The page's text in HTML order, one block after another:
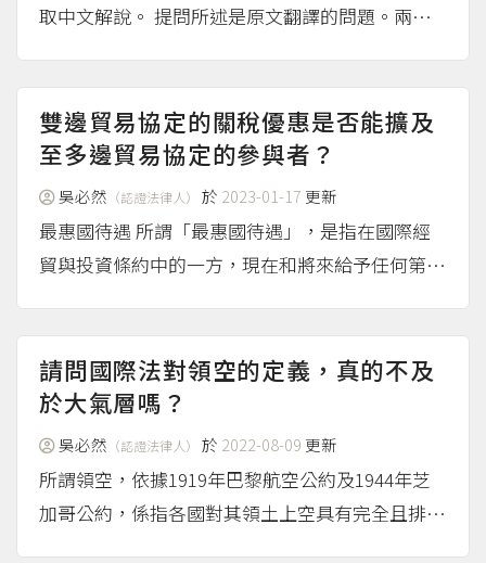
取中文解說。 提問所述是原文翻譯的問題。兩者
雙邊貿易協定的關稅優惠是否能擴及
至多邊貿易協定的參與者？
吳必然 （認證法律人） 於 2023-01-17 更新
最惠國待遇 所謂「最惠國待遇」，是指在國際經
貿與投資條約中的一方，現在和將來給予任何第三
該國家締約的其他國家。例如，關稅暨貿易總協定
（General Agreement on Tariffs an...（more...）
請問國際法對領空的定義，真的不及
於大氣層嗎？
吳必然 （認證法律人） 於 2022-08-09 更新
所謂領空，依據1919年巴黎航空公約及1944年芝
加哥公約，係指各國對其領土上空具有完全且排他